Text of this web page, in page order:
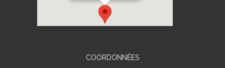
COORDONNÉES